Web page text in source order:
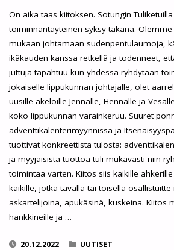
On aika taas kiitoksen. Sotungin
toiminnantäyteinen syksy takana.
mukaan johtamaan sudenpentulaumoja,
ikäkauden kanssa retkellä ja todenneet,
juttuja tapahtuu kun yhdessä ryhdytään
jokaiselle lippukunnan johtajalle, olet
uusille akeloille Jennalle, Hennalle ja
koko lippukunnan varainkeruu. Suuret
adventtikalenterimyynnissä ja
tuottivat konkreettista tulosta:
ja myyjäisistä tuottoa tuli mukavasti niin
toimintaa varten. Kiitos siis kaikille
kaikille, jotka tavalla tai toisella
askartelijoina, apukäsinä, kuskeina. Kiitos
hankkineille ja …
20.12.2022 UUTISET